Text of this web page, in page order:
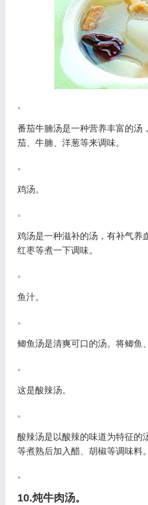
。
番茄牛腩汤是一种营养丰富的汤
茄、牛腩、洋葱等来调味。
。
鸡汤。
。
鸡汤是一种滋补的汤，有补气养
红枣等煮一下调味。
。
鱼汁。
。
鲫鱼汤是清爽可口的汤。将鲫鱼
。
这是酸辣汤。
。
酸辣汤是以酸辣的味道为特征的
等煮熟后加入醋、胡椒等调味料。
。
10.炖牛肉汤。